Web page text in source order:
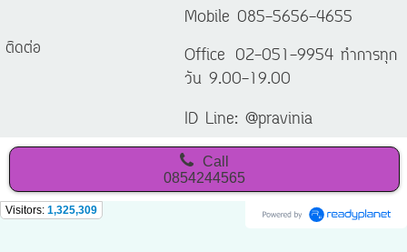
ติดต่อ
Mobile 085-5656-4655
Office 02-051-9954 ทำการทุก
วัน 9.00-19.00
ID Line: @pravinia
Call
0854244565
Visitors: 1,325,309